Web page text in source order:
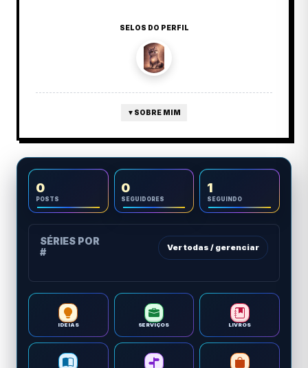
SELOS DO PERFIL
▼ SOBRE MIM
0
POSTS
0
SEGUIDORES
1
SEGUINDO
SÉRIES POR
#
Ver todas / gerenciar
IDEIAS SERVIÇOS LIVROS